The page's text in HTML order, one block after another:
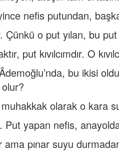
nefis putundan,
Çünkü o put yılan, bu put
put kıvılcımdır. O
bu ikisi
olur?
olarak o kara
yapan nefis, anayolda
ama pınar suyu